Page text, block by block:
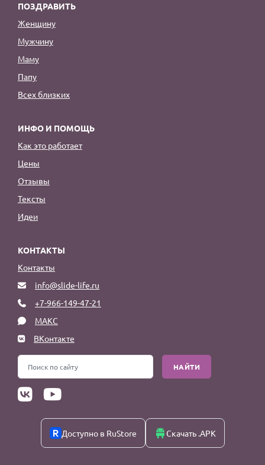
ПОЗДРАВИТЬ
Женщину
Мужчину
Маму
Папу
Всех близких
ИНФО И ПОМОЩЬ
Как это работает
Цены
Отзывы
Тексты
Идеи
КОНТАКТЫ
Контакты
info@slide-life.ru
+7-966-149-47-21
МАКС
ВКонтакте
НАЙТИ
Доступно в RuStore Скачать .APK